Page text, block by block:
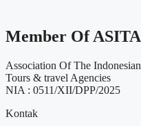
Member Of ASITA
Association Of The Indonesian
Tours & travel Agencies
NIA : 0511/XII/DPP/2025
Kontak